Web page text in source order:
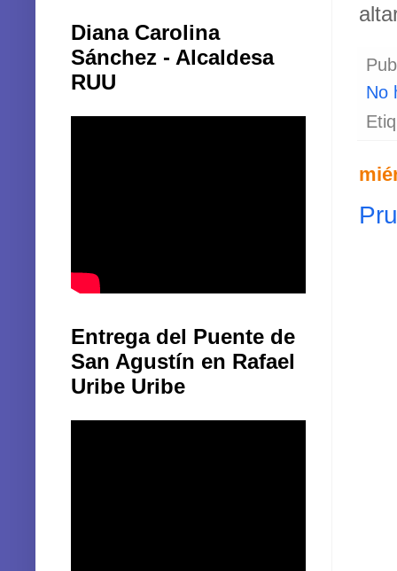
No
Diana Carolina
Sánchez - Alcaldesa
RUU
Entrega del Puente de
San Agustín en Rafael
Uribe Uribe